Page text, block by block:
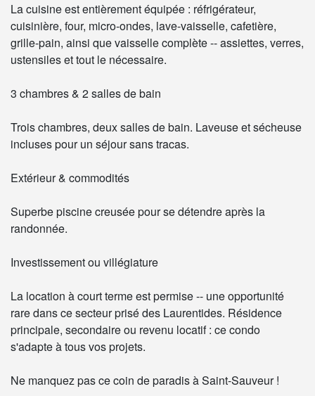
La cuisine est entièrement équipée : réfrigérateur,
cuisinière, four, micro-ondes, lave-vaisselle, cafetière,
grille-pain, ainsi que vaisselle complète -- assiettes, verres,
ustensiles et tout le nécessaire.
3 chambres & 2 salles de bain
Trois chambres, deux salles de bain. Laveuse et sécheuse
incluses pour un séjour sans tracas.
Extérieur & commodités
Superbe piscine creusée pour se détendre après la
randonnée.
Investissement ou villégiature
La location à court terme est permise -- une opportunité
rare dans ce secteur prisé des Laurentides. Résidence
principale, secondaire ou revenu locatif : ce condo
s'adapte à tous vos projets.
Ne manquez pas ce coin de paradis à Saint-Sauveur !